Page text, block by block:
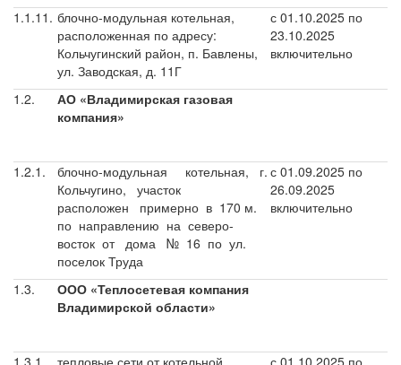
1.1.11. блочно-модульная котельная,
расположенная по адресу:
Кольчугинский район, п. Бавлены,
ул. Заводская, д. 11Г
с 01.10.2025 по
23.10.2025
включительно
1.2.
АО «Владимирская газовая
компания»
1.2.1.
блочно-модульная котельная, г.
Кольчугино, участок
расположен примерно в 170 м.
по направлению на северо-
восток от дома № 16 по ул.
поселок Труда
с 01.09.2025 по
26.09.2025
включительно
1.3.
ООО «Теплосетевая компания
Владимирской области»